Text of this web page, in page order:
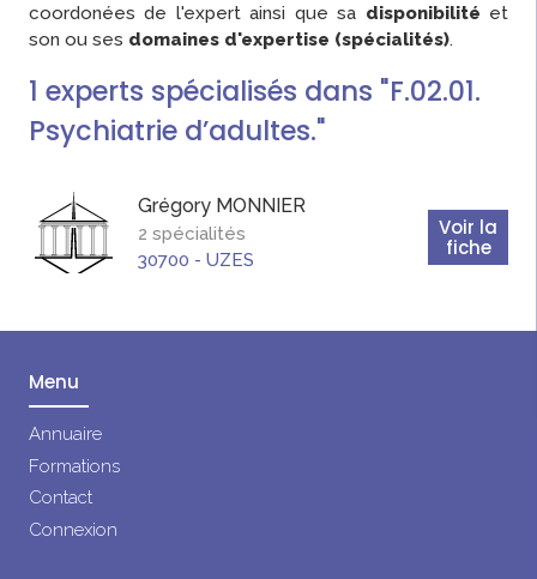
coordonées de l'expert ainsi que sa disponibilité et
son ou ses domaines d'expertise (spécialités).
1 experts spécialisés dans "F.02.01.
Psychiatrie d’adultes."
Grégory MONNIER
2 spécialités
30700 - UZES
Voir la
fiche
Menu
Annuaire
Formations
Contact
Connexion